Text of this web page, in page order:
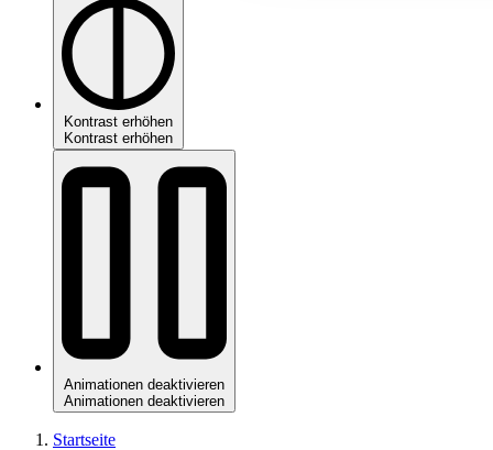
Kontrast erhöhen
Kontrast erhöhen
Animationen deaktivieren
Animationen deaktivieren
Startseite